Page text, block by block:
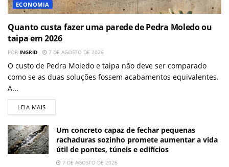
ECONOMIA
Quanto custa fazer uma parede de Pedra Moledo ou
taipa em 2026
POR INGRID 7 DE AGOSTO DE 2026
O custo de Pedra Moledo e taipa não deve ser comparado
como se as duas soluções fossem acabamentos equivalentes.
A...
LEIA MAIS
Um concreto capaz de fechar pequenas
rachaduras sozinho promete aumentar a vida
útil de pontes, túneis e edifícios
7 DE AGOSTO DE 2026